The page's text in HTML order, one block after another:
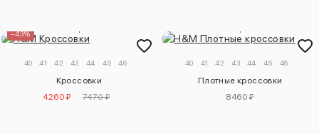
–43%
40 41 42 43 44 45 46
Кроссовки
4260 ₽
7470 ₽
40 41 42 43 44 45 46
Плотные кроссовки
8460 ₽